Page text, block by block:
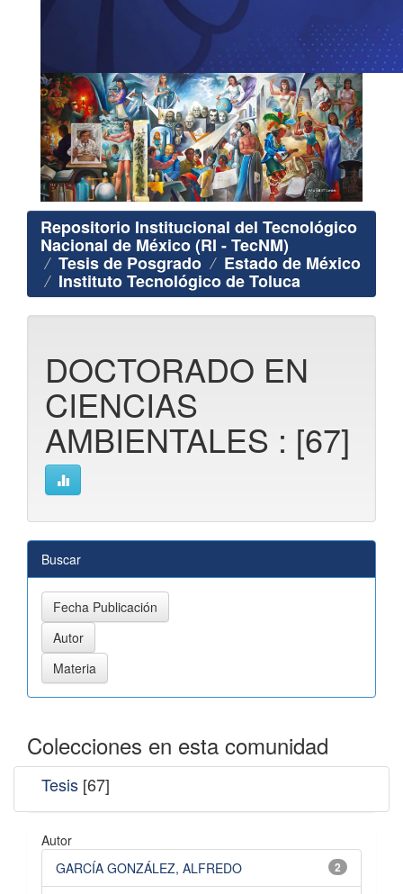
Repositorio Institucional del Tecnológico
Nacional de México (RI - TecNM)
Tesis de Posgrado Estado de México
Instituto Tecnológico de Toluca
DOCTORADO EN
CIENCIAS
AMBIENTALES : [67]
Buscar
Colecciones en esta comunidad
Tesis [67]
Autor
2
GARCÍA GONZÁLEZ, ALFREDO